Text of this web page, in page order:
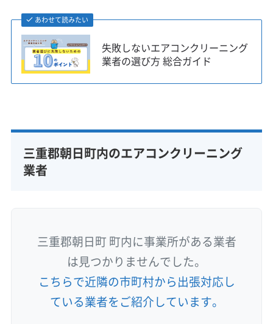
あわせて読みたい
失敗しないエアコンクリーニング
業者の選び方 総合ガイド
三重郡朝日町内のエアコンクリーニング
業者
三重郡朝日町 町内に事業所がある業者
は見つかりませんでした。
こちらで近隣の市町村から出張対応し
ている業者をご紹介しています。